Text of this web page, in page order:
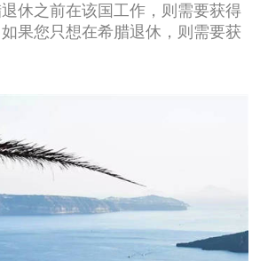
休之前在该国工作，则需要获得
果您只想在希腊退休，则需要获